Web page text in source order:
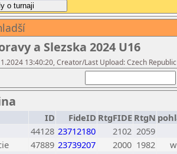
a Slezska 2024 U16
13:40:20, Creator/Last Upload: Czech
ID FideID RtgFIDE RtgN
44128 23712180 2102 2059
47889 23739207 2000 1982
w